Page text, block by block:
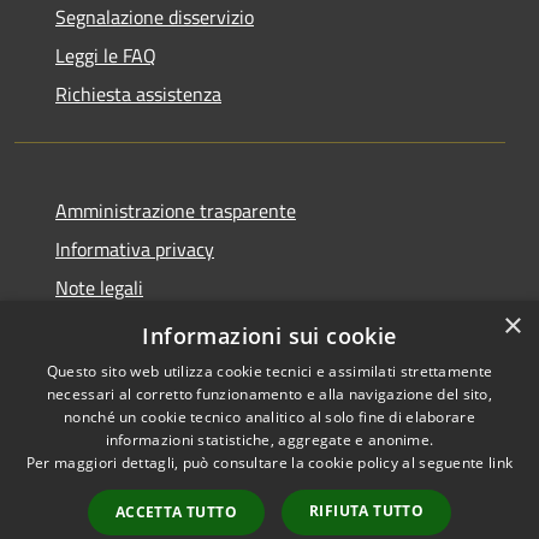
Segnalazione disservizio
Leggi le FAQ
Richiesta assistenza
Amministrazione trasparente
Informativa privacy
Note legali
Dichiarazione di accessibilità
Accessibilità
Copyright © 2026 • Comune di
Orio al Serio • Powered by
Municipium•
Accesso
×
Informazioni sui cookie
Questo sito web utilizza cookie tecnici e assimilati strettamente
necessari al corretto funzionamento e alla navigazione del sito,
nonché un cookie tecnico analitico al solo fine di elaborare
informazioni statistiche, aggregate e anonime.
Per maggiori dettagli, può consultare la cookie policy al seguente link
ACCETTA TUTTO RIFIUTA TUTTO